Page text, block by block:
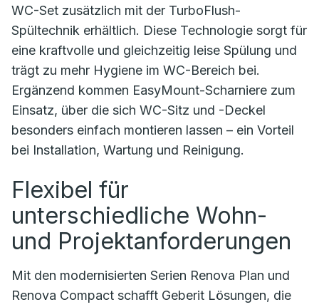
WC-Set zusätzlich mit der TurboFlush-
Spültechnik erhältlich. Diese Technologie sorgt für
eine kraftvolle und gleichzeitig leise Spülung und
trägt zu mehr Hygiene im WC-Bereich bei.
Ergänzend kommen EasyMount-Scharniere zum
Einsatz, über die sich WC-Sitz und -Deckel
besonders einfach montieren lassen – ein Vorteil
bei Installation, Wartung und Reinigung.
Flexibel für
unterschiedliche Wohn-
und Projektanforderungen
Mit den modernisierten Serien Renova Plan und
Renova Compact schafft Geberit Lösungen, die